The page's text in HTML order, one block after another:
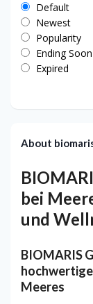
Default
Newest
Popularity
Ending Soon
Expired
About
bei
und
BIOMARIS
Meeres